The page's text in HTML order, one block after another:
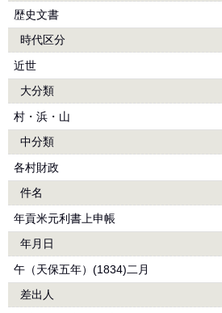
歴史文書
時代区分
近世
大分類
村・浜・山
中分類
各村財政
件名
年貢米元利書上申帳
年月日
午（天保五年）(1834)二月
差出人